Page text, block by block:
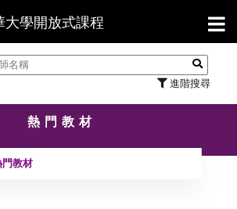
大學開放式課程
進階搜尋
【
熱門教材
門教材